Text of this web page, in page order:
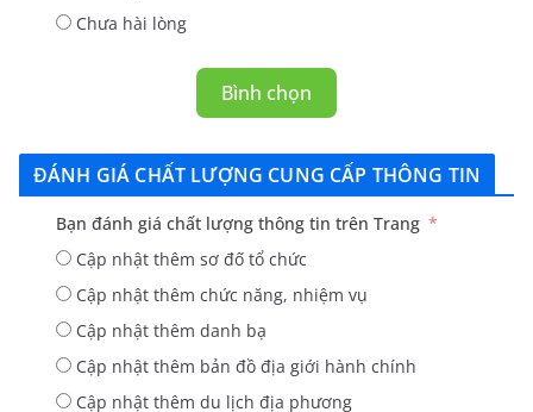
Chưa hài lòng
Bình chọn
ĐÁNH GIÁ CHẤT LƯỢNG CUNG CẤP THÔNG TIN
Bạn đánh giá chất lượng thông tin trên Trang
Cập nhật thêm sơ đố tổ chức
Cập nhật thêm chức năng, nhiệm vụ
Cập nhật thêm danh bạ
Cập nhật thêm bản đồ địa giới hành chính
Cập nhật thêm du lịch địa phương